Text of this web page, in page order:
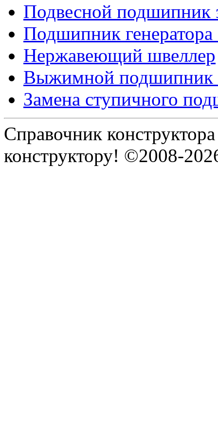
Подвесной подшипник
Подшипник генератора
Нержавеющий швеллер
Выжимной подшипник
Замена ступичного
Справочник
конструктору! ©2008-